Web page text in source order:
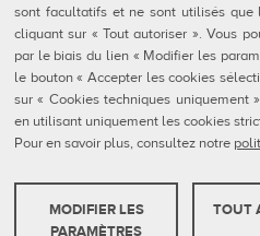
sont facultatifs et ne sont utilisés que
cliquant sur « Tout autoriser ». Vous
par le biais du lien « Modifier les
le bouton « Accepter les cookies
sur « Cookies techniques uniquement
en utilisant uniquement les cookies
Pour en savoir plus, consultez notre
TOUT
MODIFIER LES
PARAMÈTRES
QubicaAMF Produits
Mendes
Entreprise
eShop
QubicaAMF Europe spa - Via della